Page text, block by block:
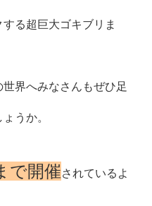
する超巨大ゴキブリま
界へみなさんもぜひ足
うか。
で開催されているよ